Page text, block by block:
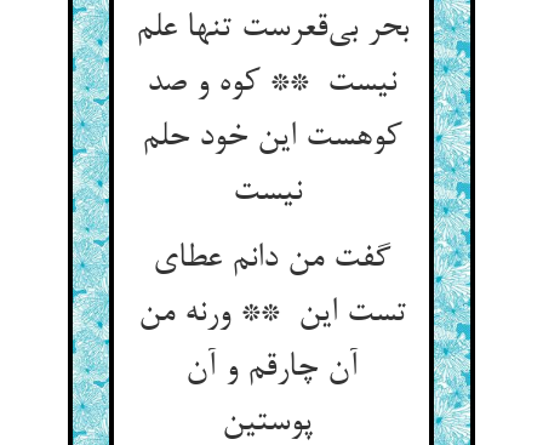
بحر بی‌قعرست تنها علم
نیست ** کوه و صد
کوهست این خود حلم
نیست
گفت من دانم عطای
تست این ** ورنه من
آن چارقم و آن
پوستین